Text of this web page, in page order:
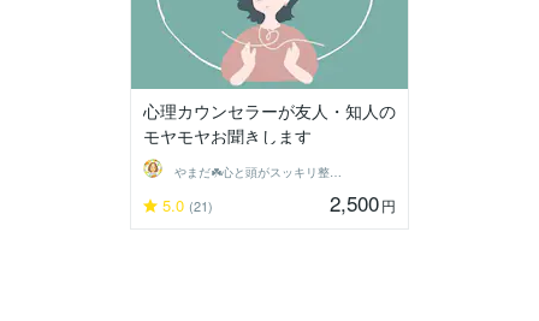
心理カウンセラーが友人・知人の
モヤモヤお聞きします
やまだ☘️心と頭がスッキリ整うサロン
5.0 (21) 2,500円